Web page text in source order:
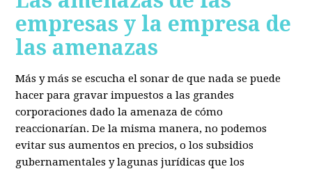
empresas y la empresa de
las amenazas
Más y más se escucha el sonar de que nada se puede
hacer para gravar impuestos a las grandes
corporaciones dado la amenaza de cómo
reaccionarían. De la misma manera, no podemos
evitar sus aumentos en precios, o los subsidios
gubernamentales y lagunas jurídicas que los